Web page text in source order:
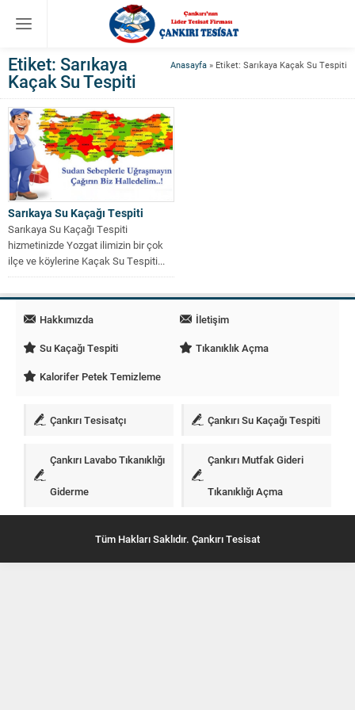
Anasayfa » Etiket: Sarıkaya Kaçak Su Tespiti
Etiket: Sarıkaya
Kaçak Su Tespiti
Sarıkaya Su Kaçağı Tespiti
Sarıkaya Su Kaçağı Tespiti
hizmetinizde Yozgat ilimizin bir çok
ilçe ve köylerine Kaçak Su Tespiti...
Hakkımızda
İletişim
Su Kaçağı Tespiti
Tıkanıklık Açma
Kalorifer Petek Temizleme
Çankırı Tesisatçı Çankırı Su Kaçağı Tespiti
Çankırı Lavabo Tıkanıklığı
Giderme
Çankırı Mutfak Gideri
Tıkanıklığı Açma
Tüm Hakları Saklıdır. Çankırı Tesisat